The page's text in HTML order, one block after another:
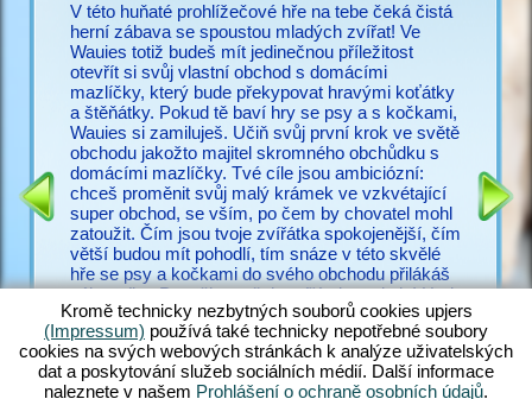
V této huňaté prohlížečové hře na tebe čeká čistá
herní zábava se spoustou mladých zvířat! Ve
Wauies totiž budeš mít jedinečnou příležitost
otevřít si svůj vlastní obchod s domácími
mazlíčky, který bude překypovat hravými koťátky
a štěňátky. Pokud tě baví hry se psy a s kočkami,
Wauies si zamiluješ. Učiň svůj první krok ve světě
obchodu jakožto majitel skromného obchůdku s
domácími mazlíčky. Tvé cíle jsou ambiciózní:
chceš proměnit svůj malý krámek ve vzkvétající
super obchod, se vším, po čem by chovatel mohl
zatoužit. Čím jsou tvoje zvířátka spokojenější, čím
větší budou mít pohodlí, tím snáze v této skvělé
hře se psy a kočkami do svého obchodu přilákáš
zákazníky. Panečku – těch zvířátek tu ale je! Hraj
si s hopsajícími štěňátek čivavy, zadováděj si s
neustále hladovými štěňaty labradora, učeš huňaté
koťátko perské kočky a nakrm rozkošná koťátka
ragdoll – jen rozdat pár jmen. Objev ohromující
směsici hry Wauies, která v sobě kombinuje prvky
s
zakus
Kromě technicky nezbytných souborů cookies upjers
(Impressum) používá také technicky nepotřebné soubory
cookies na svých webových stránkách k analýze uživatelských
dat a poskytování služeb sociálních médií. Další informace
naleznete v našem Prohlášení o ochraně osobních údajů.